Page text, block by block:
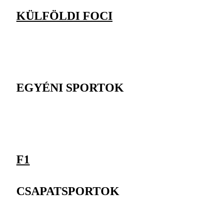
KÜLFÖLDI FOCI
EGYÉNI SPORTOK
F1
CSAPATSPORTOK